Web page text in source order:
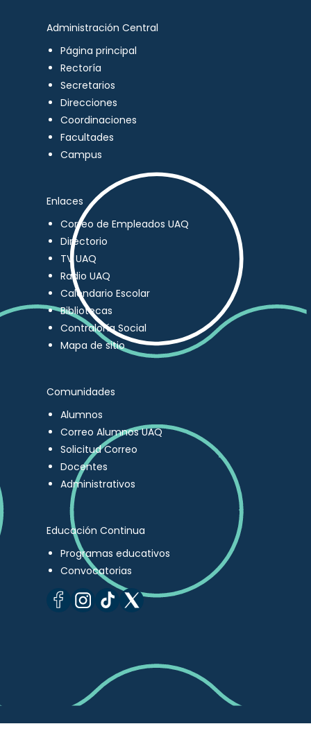
Administración Central
Página principal
Rectoría
Secretarios
Direcciones
Coordinaciones
Facultades
Campus
Enlaces
Correo de Empleados UAQ
Directorio
TV UAQ
Radio UAQ
Calendario Escolar
Bibliotecas
Contraloría Social
Mapa de sitio
Comunidades
Alumnos
Correo Alumnos UAQ
Solicitud Correo
Docentes
Administrativos
Educación Continua
Programas educativos
Convocatorias